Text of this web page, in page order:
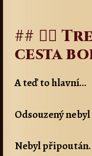
## 🚶‍♂️
cesta
A teď to hlavní…
Odsouzený
Nebyl připoután.